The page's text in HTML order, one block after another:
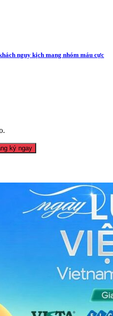
nguy kịch mang nhóm máu cực
Đăng ký ngay